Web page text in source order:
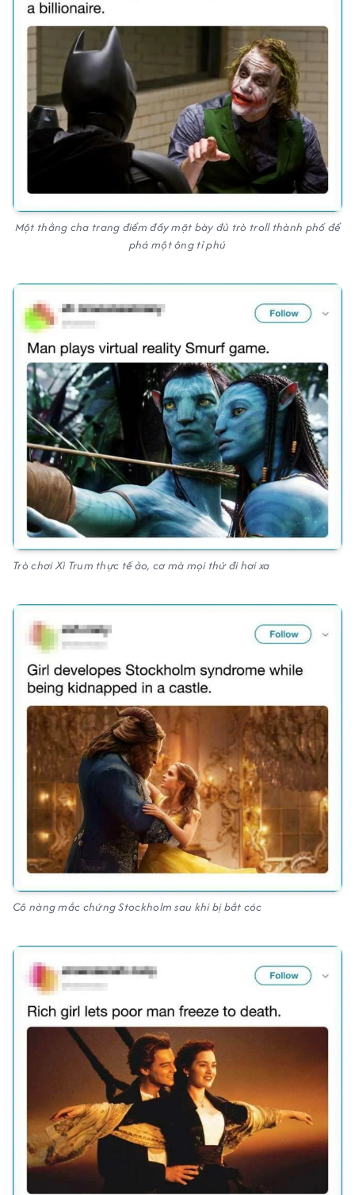
Một thằng cha trang điểm đầy mặt bày đủ trò troll thành phố để
phá một ông tỉ phú
Trò chơi Xì Trum thực tế ảo, cơ mà mọi thứ đi hơi xa
Cô nàng mắc chứng Stockholm sau khi bị bắt cóc